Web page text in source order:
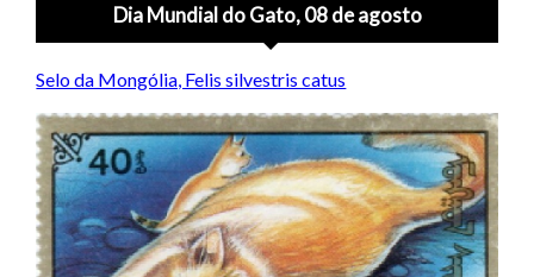
Dia Mundial do Gato, 08 de agosto
Selo da Mongólia, Felis silvestris catus